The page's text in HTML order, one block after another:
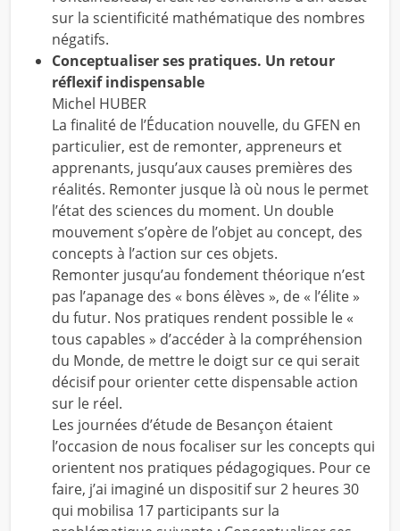
sur la scientificité mathématique des nombres
négatifs.
Conceptualiser ses pratiques. Un retour
réflexif indispensable
Michel HUBER
La finalité de l’Éducation nouvelle, du GFEN en
particulier, est de remonter, appreneurs et
apprenants, jusqu’aux causes premières des
réalités. Remonter jusque là où nous le permet
l’état des sciences du moment. Un double
mouvement s’opère de l’objet au concept, des
concepts à l’action sur ces objets.
Remonter jusqu’au fondement théorique n’est
pas l’apanage des « bons élèves », de « l’élite »
du futur. Nos pratiques rendent possible le «
tous capables » d’accéder à la compréhension
du Monde, de mettre le doigt sur ce qui serait
décisif pour orienter cette dispensable action
sur le réel.
Les journées d’étude de Besançon étaient
l’occasion de nous focaliser sur les concepts qui
orientent nos pratiques pédagogiques. Pour ce
faire, j’ai imaginé un dispositif sur 2 heures 30
qui mobilisa 17 participants sur la